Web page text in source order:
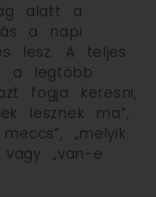
alatt a
a napi
lesz. A teljes
a legtöbb
fogja keresni,
lesznek ma”,
„melyik
„van-e